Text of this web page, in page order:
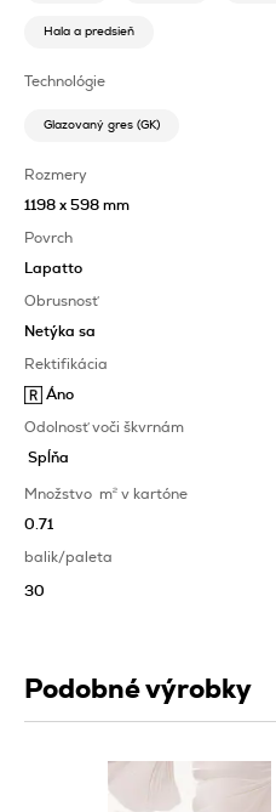
Hala a predsieň
Technológie
Glazovaný gres (GK)
Rozmery
1198 x 598 mm
Povrch
Lapatto
Obrusnosť
Netýka sa
Rektifikácia
Áno
Odolnosť voči škvrnám
Spĺňa
Množstvo m2 v kartóne
0.71
balik/paleta
30
Podobné výrobky